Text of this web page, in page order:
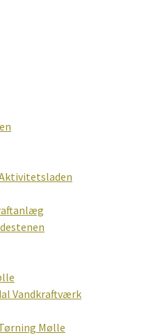
Vandkraftværk
Mølle